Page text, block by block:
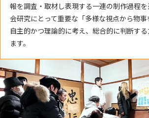
報を調査・取材し表現する一連の制作過程
会研究にとって重要な「多様な視点から物事
自主的かつ理論的に考え、総合的に判断す
ます。